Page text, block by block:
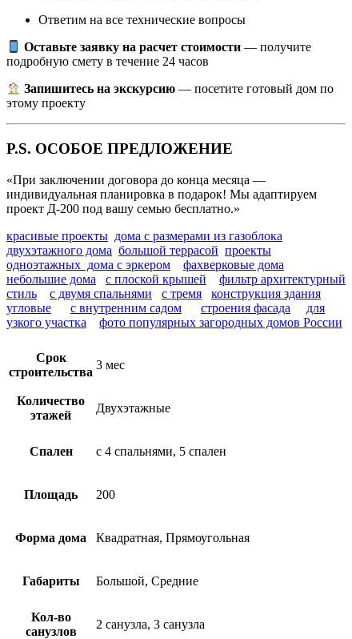
Ответим на все технические вопросы
Оставьте заявку на расчет стоимости — получите
подробную смету в течение 24 часов
Запишитесь на экскурсию — посетите готовый дом по
этому проекту
P.S. ОСОБОЕ ПРЕДЛОЖЕНИЕ
«При заключении договора до конца месяца —
индивидуальная планировка в подарок! Мы адаптируем
проект Д-200 под вашу семью бесплатно.»
красивые проекты дома с размерами из газоблока
двухэтажного дома большой террасой проекты
одноэтажных дома с эркером
фахверковые дома
небольшие дома
с плоской крышей
фильтр архитектурный
стиль
с двумя спальнями с тремя
конструкция здания
угловые
с внутренним садом строения фасада
для
узкого участка
фото популярных загородных домов России
Срок
строительства
3 мес
Количество
этажей
Двухэтажные
Спален с 4 спальнями, 5 спален
Площадь 200
Форма дома Квадратная, Прямоугольная
Габариты Большой, Средние
Кол-во
санузлов
2 санузла, 3 санузла